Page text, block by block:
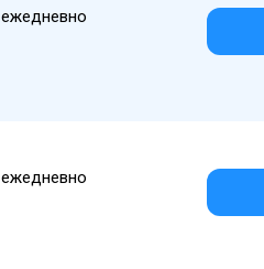
ежедневно
ежедневно